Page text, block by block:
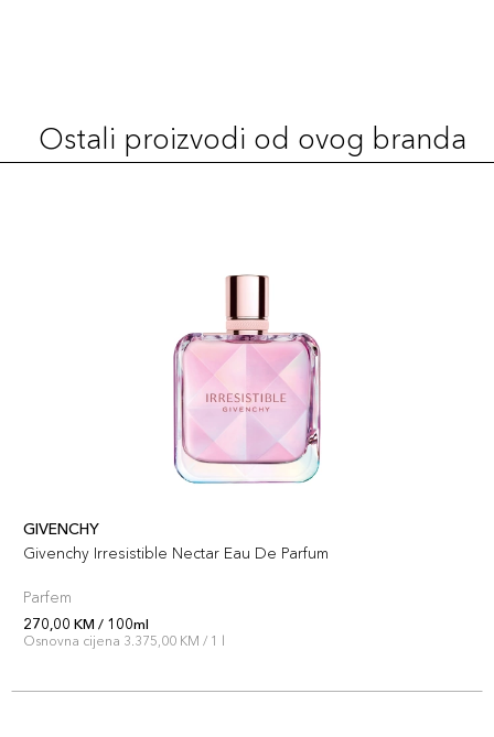
Ostali proizvodi od ovog branda
GIVENCHY
Givenchy Irresistible Nectar Eau De Parfum
Parfem
270,00 KM / 100ml
Osnovna cijena 3.375,00 KM / 1 l